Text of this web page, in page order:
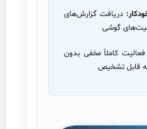
دریافت گزارش‌های
گوشی
فعالیت کاملاً مخفی بدون
قابل تشخیص